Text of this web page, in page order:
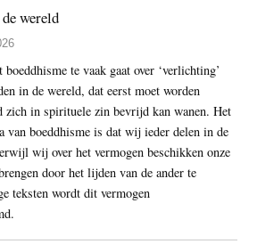
wereld
te vaak gaat over ‘verlichting’
in de wereld, dat eerst moet worden
zich in spirituele zin bevrijd kan wanen. Het
van boeddhisme is dat wij ieder delen in de
wij over het vermogen beschikken onze
door het lijden van de ander te
teksten wordt dit vermogen